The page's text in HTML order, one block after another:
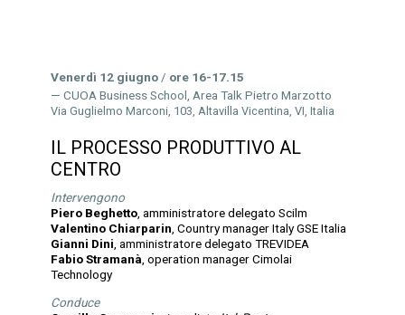
Venerdì 12 giugno / ore 16-17.15
CUOA Business School, Area Talk Pietro Marzotto
Via Guglielmo Marconi, 103, Altavilla Vicentina, VI, Italia
IL PROCESSO PRODUTTIVO AL
CENTRO
Intervengono
Piero Beghetto , amministratore delegato Scilm
Valentino Chiarparin , Country manager Italy GSE Italia
Gianni Dini , amministratore delegato TREVIDEA
Fabio Stramanà , operation manager Cimolai
Technology
Conduce